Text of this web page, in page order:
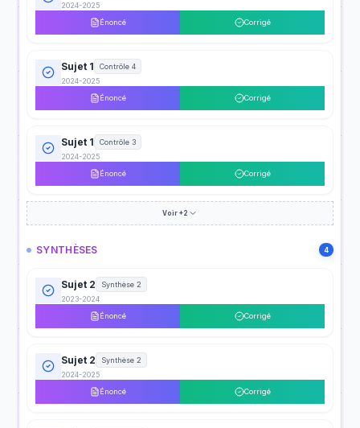
2024-2025
Énoncé
Corrigé
Sujet 1
Contrôle 4
2024-2025
Énoncé
Corrigé
Sujet 1
Contrôle 3
2024-2025
Énoncé
Corrigé
Voir +2
SYNTHÈSES 4
Sujet 2
Synthèse 2
2023-2024
Énoncé
Corrigé
Sujet 2
Synthèse 2
2024-2025
Énoncé
Corrigé